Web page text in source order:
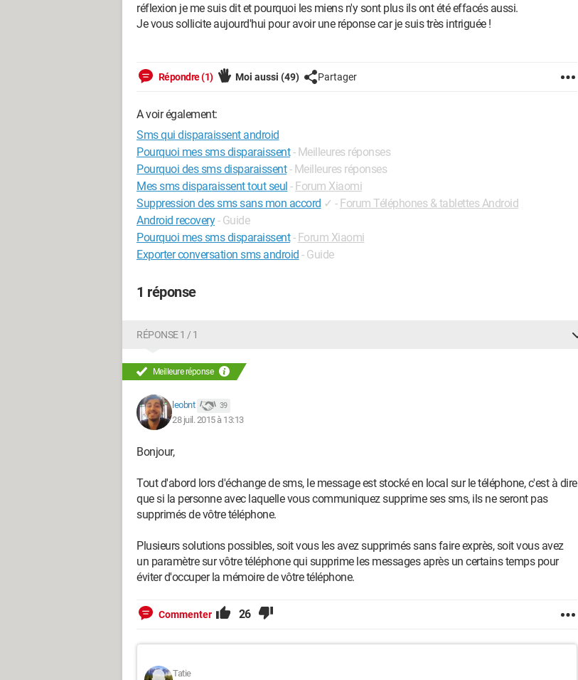
réflexion je me suis dit et pourquoi les miens n'y sont plus ils ont été effacés aussi.
Je vous sollicite aujourd'hui pour avoir une réponse car je suis très intriguée !
Répondre (1) Moi aussi (49) Partager
A voir également:
Sms qui disparaissent android
Pourquoi mes sms disparaissent - Meilleures réponses
Pourquoi des sms disparaissent - Meilleures réponses
Mes sms disparaissent tout seul - Forum Xiaomi
Suppression des sms sans mon accord ✓ - Forum Téléphones & tablettes Android
Android recovery - Guide
Pourquoi mes sms disparaissent - Forum Xiaomi
Exporter conversation sms android - Guide
1 réponse
RÉPONSE 1 / 1
Meilleure réponse
leobnt 39
28 juil. 2015 à 13:13
Bonjour,
Tout d'abord lors d'échange de sms, le message est stocké en local sur le téléphone, c'est à dire
que si la personne avec laquelle vous communiquez supprime ses sms, ils ne seront pas
supprimés de vôtre téléphone.
Plusieurs solutions possibles, soit vous les avez supprimés sans faire exprès, soit vous avez
un paramètre sur vôtre téléphone qui supprime les messages après un certains temps pour
éviter d'occuper la mémoire de vôtre téléphone.
Commenter 26
Tatie